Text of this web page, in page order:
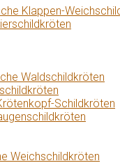
Klappen-
Waldschildkröten
Schildkröten
Weichschildkröten